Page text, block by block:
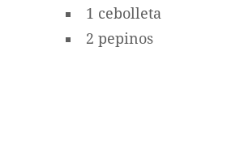
1 cebolleta
2 pepinos